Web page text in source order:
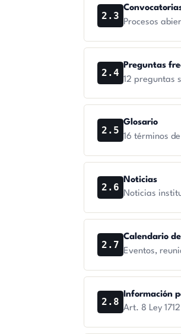
2.3
Procesos
2.4
Preguntas
12 preguntas
2.5
Glosario
16 términos
2.6
Noticias
Noticias
2.7
Calendario
Eventos,
2.8
Información
Art. 8 Ley